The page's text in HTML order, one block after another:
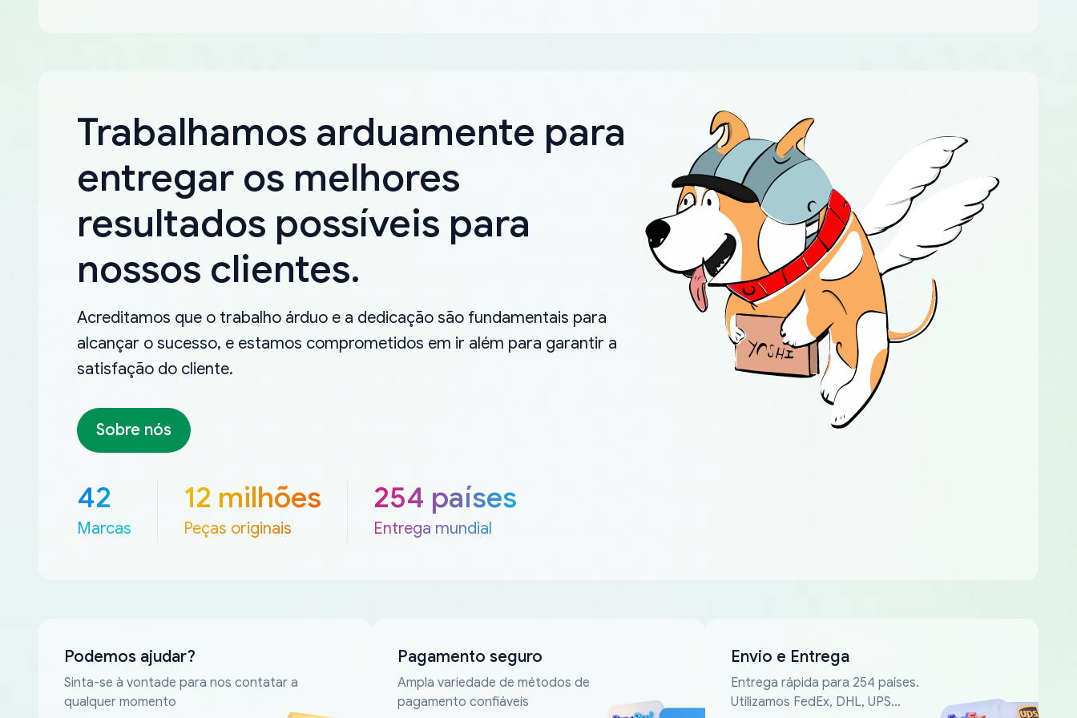
Trabalhamos arduamente para
entregar os melhores
resultados possíveis para
nossos clientes.
Acreditamos que o trabalho árduo e a dedicação são fundamentais para
alcançar o sucesso, e estamos comprometidos em ir além para garantir a
satisfação do cliente.
Sobre nós
42
Marcas
12 milhões
Peças originais
254 países
Entrega mundial
Podemos ajudar?
Sinta-se à vontade para nos contatar a
qualquer momento
Pagamento seguro
Ampla variedade de métodos de
pagamento confiáveis
Envio e Entrega
Entrega rápida para 254 países.
Utilizamos FedEx, DHL, UPS...